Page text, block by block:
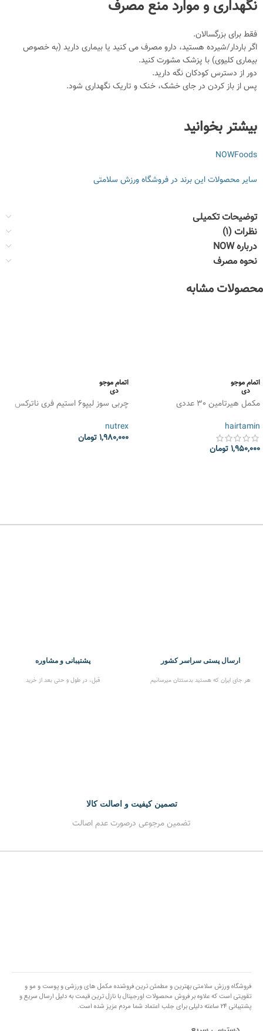
نگهداری و موارد منع مصرف
فقط برای بزرگسالان.
اگر باردار/شیرده هستید، دارو مصرف می کنید یا بیماری دارید (به خصوص
بیماری کلیوی) با پزشک مشورت کنید.
دور از دسترس کودکان نگه دارید.
پس از باز کردن در جای خشک، خنک و تاریک نگهداری شود.
بیشتر بخوانید
NOWFoods
سایر محصولات این برند در فروشگاه ورزش سلامتی
توضیحات تکمیلی
نظرات (1)
درباره NOW
نحوه مصرف
محصولات مشابه
اتمام موجو
دی
مکمل هیرتامین 30 عددی
hairtamin
1,950,000تومان
اتمام موجو
دی
چربی سوز لیپو6 استیم فری ناترکس
nutrex
1,980,000تومان
ارسال پستی سراسر کشور
هر جای ایران که هستید بدستتان میرسانیم
پشتیبانی و مشاوره
قبل، در طول و حتی بعد از خرید
تصمین کیفیت و اصالت کالا
تضمین مرجوعی درصورت عدم اصالت
فروشگاه ورزش سلامتی بهترین و مطمئن ترین فروشنده مکمل های ورزشی و پوست و مو و
تقویتی است که علاوه بر فروش محصولات اورجینال با نازل ترین قیمت به دلیل ارسال سریع و
پشتیبانی 24 ساعته دلیلی برای جلب اعتماد شما مردم عزیز شده است.